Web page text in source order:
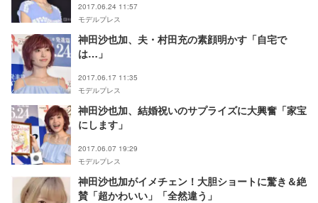
2017.06.24 11:57
モデルプレス
神田沙也加、夫・村田充の素顔明かす「自宅で
は…」
2017.06.17 11:35
モデルプレス
神田沙也加、結婚祝いのサプライズに大興奮「家宝
にします」
2017.06.07 19:29
モデルプレス
神田沙也加がイメチェン！大胆ショートに驚き＆絶
賛「超かわいい」「全然違う」